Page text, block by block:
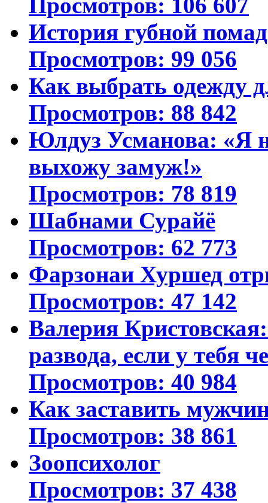
История губной
Просмотров: 99 056
Как выбрать одежду
Просмотров: 88 842
Юлдуз Усманова: «Я
выхожу замуж!»
Просмотров: 78 819
Шабнами Сурайё
Просмотров: 62 773
Фарзонаи Хуршед
Просмотров: 47 142
Валерия
развода, если у тебя
Просмотров: 40 984
Как заставить
Просмотров: 38 861
Зоопсихолог
Просмотров: 37 438